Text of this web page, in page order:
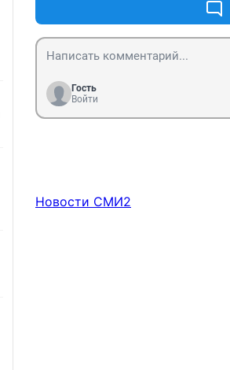
Гость
Войти
Новости СМИ2